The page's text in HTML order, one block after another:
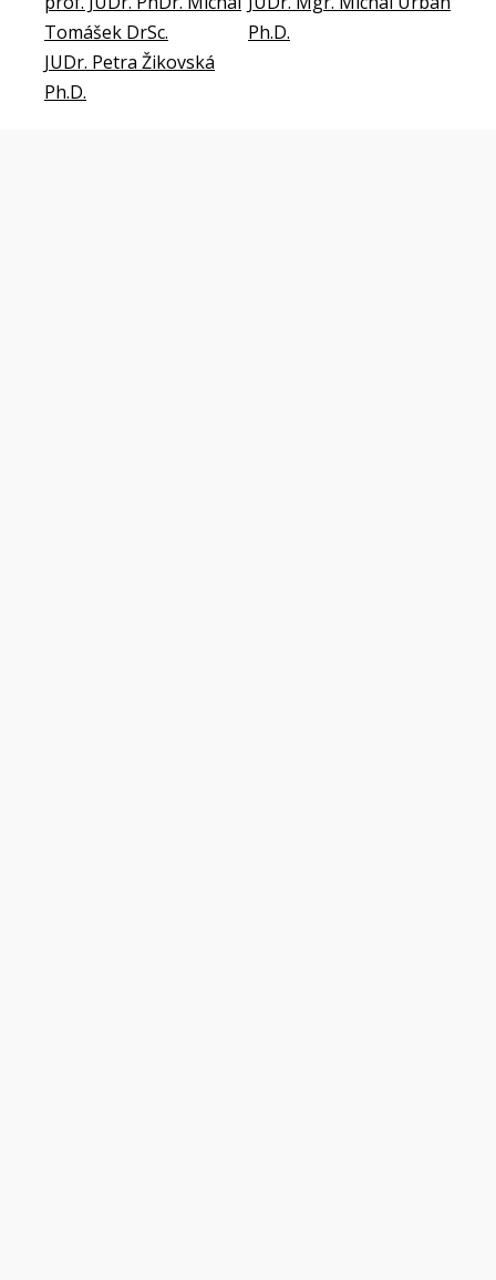
Tomášek DrSc.
Ph.D.
JUDr. Petra Žikovská
Ph.D.